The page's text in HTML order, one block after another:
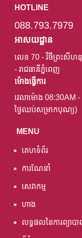
HOTLINE
088.793.7979
អាសយដ្ឋាន
លេខ 70 - វិថីព្រះសីហនុ
- រាជធានីភ្នំពេញ
ម៉ោងធ្វើការ
វេលាម៉ោង 08:30AM -
ថ្ងៃឈប់សម្រាកបុណ្យ)
MENU
គេហទំព័រ
ការណែនាំ
សេវាកម្ម
ហាង
លទ្ធផលនៃការព្យាប